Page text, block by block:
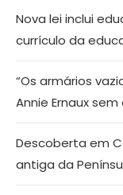
Nova lei inclui
currículo da
“Os armários
Annie Ernaux
Descoberta em
antiga da